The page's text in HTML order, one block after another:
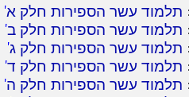
תלמוד עשר הספירות חלק א'
תלמוד עשר הספירות חלק ב'
תלמוד עשר הספירות חלק ג'
תלמוד עשר הספירות חלק ד'
תלמוד עשר הספירות חלק ה'